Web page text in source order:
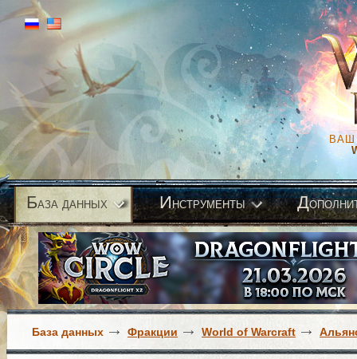
ВАШ
База данных Инструменты Д
База данных Фракции World of Warcraft